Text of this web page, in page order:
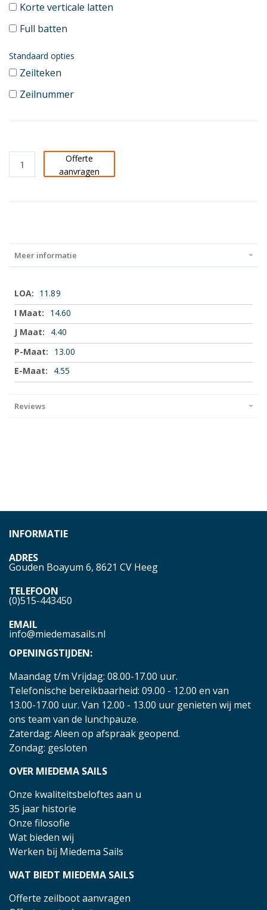
Korte verticale latten
Full batten
Standaard opties
Zeilteken
Zeilnummer
Offerte
aanvragen
Meer informatie
Meer
informatie
11.89
14.60
4.40
13.00
4.55
Reviews
INFORMATIE
ADRES
Gouden Boayum 6, 8621 CV Heeg
TELEFOON
(0)515-443450
EMAIL
info@miedemasails.nl
OPENINGSTIJDEN:
Maandag t/m Vrijdag: 08.00-17.00 uur.
Telefonische bereikbaarheid: 09.00 - 12.00 en van
13.00-17.00 uur. Van 12.00 - 13.00 uur genieten wij met
ons team van de lunchpauze.
Zaterdag: Aleen op afspraak geopend.
Zondag: gesloten
OVER MIEDEMA SAILS
Onze kwaliteitsbeloftes aan u
35 jaar historie
Onze filosofie
Wat bieden wij
Werken bij Miedema Sails
WAT BIEDT MIEDEMA SAILS
Offerte zeilboot aanvragen